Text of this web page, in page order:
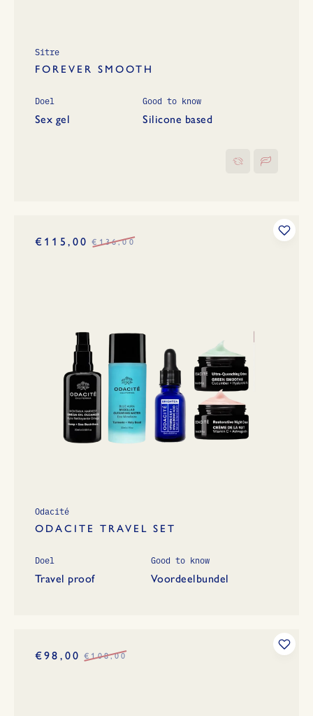
Sitre
FOREVER SMOOTH
Doel
Sex gel
Good to know
Silicone based
Odacité
ODACITE TRAVEL SET
€115,00
Normale
€136,00
Doel
Travel proof
Good to know
Voordeelbundel
€98,00
Normale€108,00